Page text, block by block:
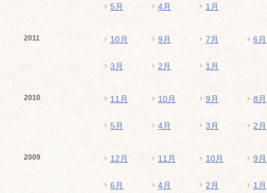
5月 4月 1月
2011 10月 9月 7月 6月
3月 2月 1月
2010 11月 10月 9月 8月
5月 4月 3月 2月
2009 12月 11月 10月 9月
6月 4月 2月 1月